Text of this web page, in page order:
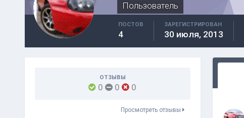
Пользователь
ПОСТОВ
4
ЗАРЕГИСТРИРОВАН
30 июля, 2013
ОТЗЫВЫ
0 0 0
Просмотреть отзывы